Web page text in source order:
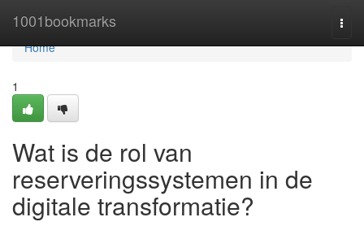
1001bookmarks
Home
Home
1
Wat is de rol van
reserveringssystemen in de
digitale transformatie?